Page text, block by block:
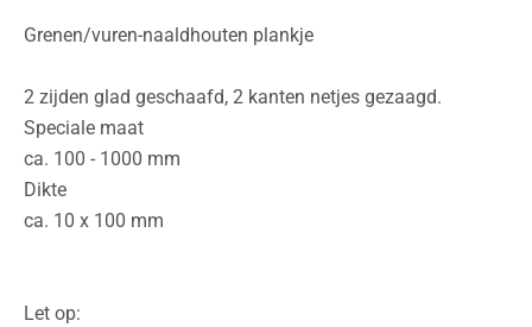
Grenen/vuren-naaldhouten plankje
2 zijden glad geschaafd, 2 kanten netjes gezaagd.
Speciale maat
ca. 100 - 1000 mm
Dikte
ca. 10 x 100 mm
Let op: